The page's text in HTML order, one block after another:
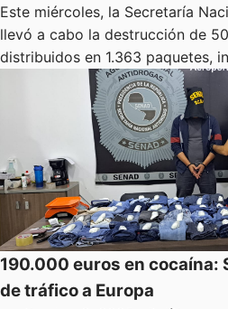
Este miércoles, la Secretaría
llevó a cabo la destrucción de
distribuidos en 1.363 paquetes,
190.000 euros en
de tráfico a Europa